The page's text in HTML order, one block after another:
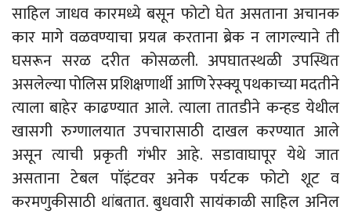
साहिल जाधव कारमध्ये बसून फोटो घेत असताना अचानक
कार मागे वळवण्याचा प्रयत्न करताना ब्रेक न लागल्याने ती
घसरून सरळ दरीत कोसळली. अपघातस्थळी उपस्थित
असलेल्या पोलिस प्रशिक्षणार्थी आणि रेस्क्यू पथकाच्या मदतीने
त्याला बाहेर काढण्यात आले. त्याला तातडीने कन्हड येथील
खासगी रुग्णालयात उपचारासाठी दाखल करण्यात आले
असून त्याची प्रकृती गंभीर आहे. सडावाघापूर येथे जात
असताना टेबल पाॅइंटवर अनेक पर्यटक फोटो शूट व
करमणुकीसाठी थांबतात. बुधवारी सायंकाळी साहिल अनिल